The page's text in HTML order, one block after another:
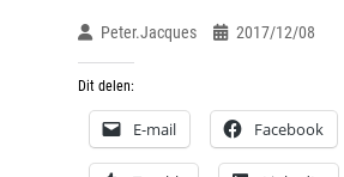
Peter.jacques 2017/12/08
Dit delen:
E-mail Facebook